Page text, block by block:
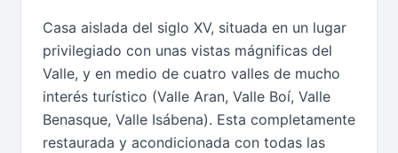
Casa aislada del siglo XV, situada en un lugar
privilegiado con unas vistas mágnificas del
Valle, y en medio de cuatro valles de mucho
interés turístico (Valle Aran, Valle Boí, Valle
Benasque, Valle Isábena). Esta completamente
restaurada y acondicionada con todas las